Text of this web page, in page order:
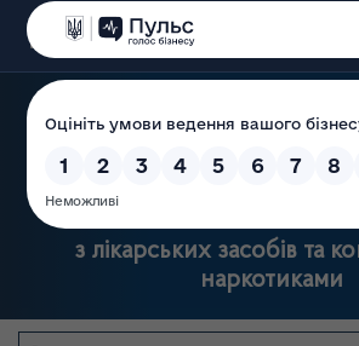
Державна служба
з лікарських засобів та
наркотиками